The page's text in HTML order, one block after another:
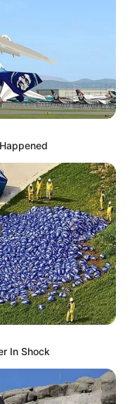
de colocar a mão
lembrancinha para
orçamento
e descubra como
com garrafa pet
PET
PET
In Shock